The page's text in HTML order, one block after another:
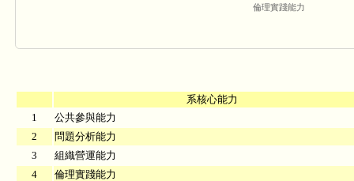
倫理實踐能力
系核心能力
1
公共參與能力
2
問題分析能力
3
組織營運能力
4
倫理實踐能力